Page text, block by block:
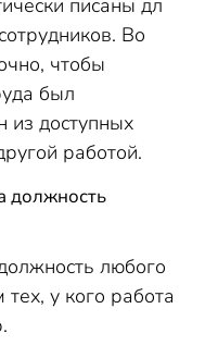
писаны дл
Во
чтобы
был
из доступных
работой.
должность
любого
у кого работа